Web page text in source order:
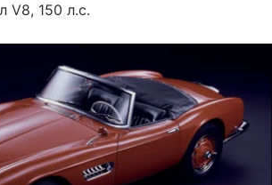
V8, 150 л.с.